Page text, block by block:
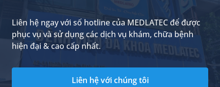
Liên hệ ngay với số hotline của MEDLATEC để được
phục vụ và sử dụng các dịch vụ khám, chữa bệnh
hiện đại & cao cấp nhất.
Liên hệ với chúng tôi